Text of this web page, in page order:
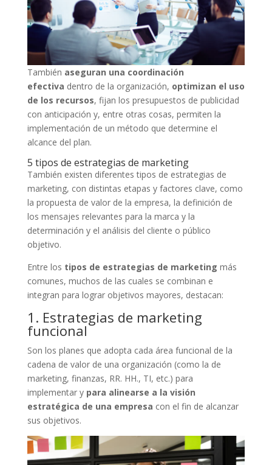
También aseguran una coordinación
efectiva dentro de la organización, optimizan el uso
de los recursos, fijan los presupuestos de publicidad
con anticipación y, entre otras cosas, permiten la
implementación de un método que determine el
alcance del plan.
5 tipos de estrategias de marketing
También existen diferentes tipos de estrategias de
marketing, con distintas etapas y factores clave, como
la propuesta de valor de la empresa, la definición de
los mensajes relevantes para la marca y la
determinación y el análisis del cliente o público
objetivo.
Entre los tipos de estrategias de marketing más
comunes, muchos de las cuales se combinan e
integran para lograr objetivos mayores, destacan:
1. Estrategias de marketing
funcional
Son los planes que adopta cada área funcional de la
cadena de valor de una organización (como la de
marketing, finanzas, RR. HH., TI, etc.) para
implementar y para alinearse a la visión
estratégica de una empresa con el fin de alcanzar
sus objetivos.